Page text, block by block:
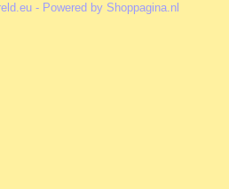
- Powered by Shoppagina.nl